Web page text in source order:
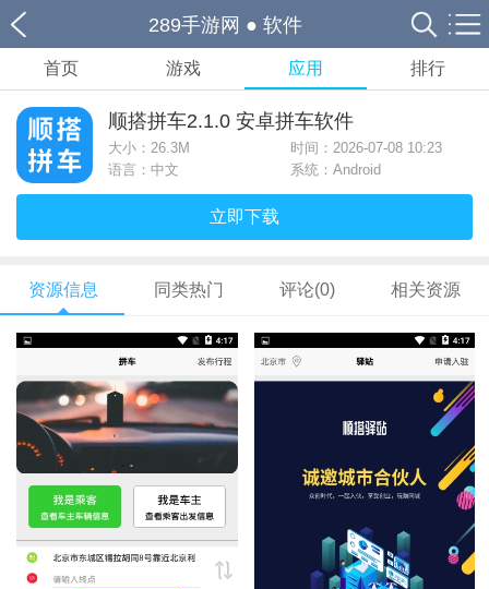
289手游网 ● 软件
首页 游戏 应用 排行
顺搭拼车2.1.0 安卓拼车软件
大小： 26.3M
时间：2026-07-08 10:23
语言：中文
系统：Android
立即下载
资源信息 同类热门 评论(0) 相关资源